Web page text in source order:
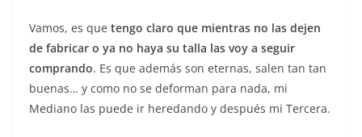
Vamos, es que tengo claro que mientras no las dejen
de fabricar o ya no haya su talla las voy a seguir
comprando. Es que además son eternas, salen tan tan
buenas… y como no se deforman para nada, mi
Mediano las puede ir heredando y después mi Tercera.